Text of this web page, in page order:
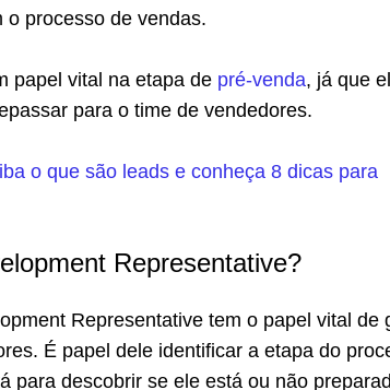
processo de vendas.
papel vital na etapa de pré-venda, já que
para o time de vendedores.
o que são leads e conheça 8 dicas para
Representative?
Representative tem o papel vital de
É papel dele identificar a etapa do
para descobrir se ele está ou não